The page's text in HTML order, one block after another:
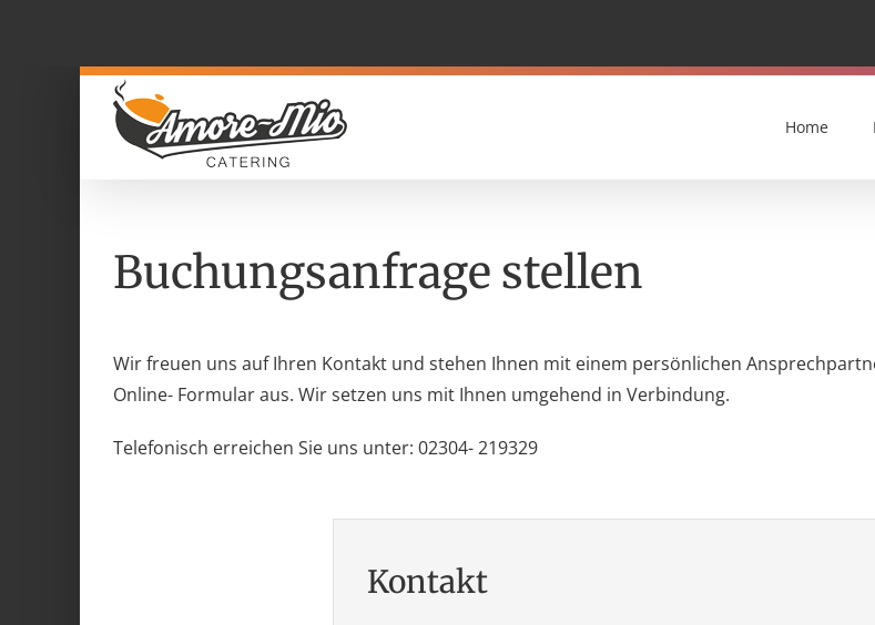
Home
Buchungsanfrage stellen
Wir freuen uns auf Ihren Kontakt und stehen Ihnen mit einem persönlichen
Online- Formular aus. Wir setzen uns mit Ihnen umgehend in Verbindung.
Telefonisch erreichen Sie uns unter: 02304- 219329
Kontakt